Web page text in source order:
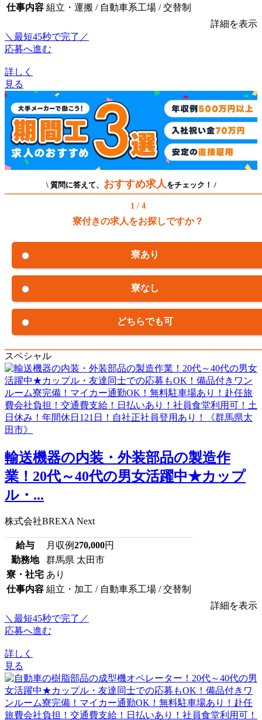
仕事内容 組立・運搬 / 自動車系工場 / 交替制
詳細を表示
＼最短45秒で完了／
応募へ進む
詳しく
見る
\ 質問に答えて、 おすすめ求人 をチェック！ /
1 / 4
寮付きの求人をお探しですか？
寮あり
寮なし
どちらでも可
スペシャル
輸送機器の内装・外装部品の製造作
業！20代～40代の男女活躍中★カップ
ル・...
株式会社BREXA Next
給与 月収例270,000円
勤務地
群馬県 太田市
寮・社宅 あり
仕事内容 組立・加工 / 自動車系工場 / 交替制
詳細を表示
＼最短45秒で完了／
応募へ進む
詳しく
見る